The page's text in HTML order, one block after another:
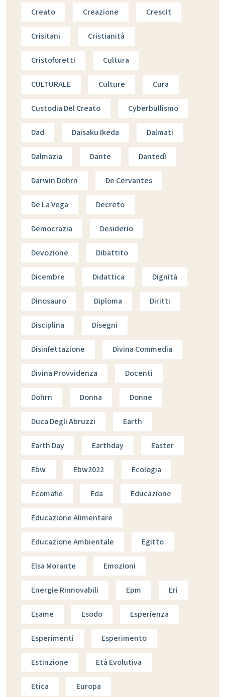
Creato Creazione Crescit
Crisitani Cristianità
Cristoforetti Cultura
CULTURALE Culture Cura
Custodia Del Creato Cyberbullismo
Dad Daisaku Ikeda Dalmati
Dalmazia Dante Dantedì
Darwin Dohrn De Cervantes
De La Vega Decreto
Democrazia Desiderio
Devozione Dibattito
Dicembre Didattica Dignità
Dinosauro Diploma Diritti
Disciplina Disegni
Disinfettazione Divina Commedia
Divina Provvidenza Docenti
Dohrn Donna Donne
Duca Degli Abruzzi Earth
Earth Day Earthday Easter
Ebw Ebw2022 Ecologia
Ecomafie Eda Educazione
Educazione Alimentare
Educazione Ambientale Egitto
Elsa Morante Emozioni
Energie Rinnovabili Epm Eri
Esame Esodo Esperienza
Esperimenti Esperimento
Estinzione Età Evolutiva
Etica Europa